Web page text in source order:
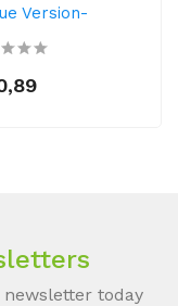
Version-
today